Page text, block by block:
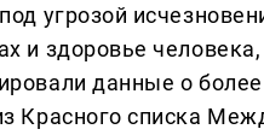
под угрозой
и здоровье
данные о
Красного списка